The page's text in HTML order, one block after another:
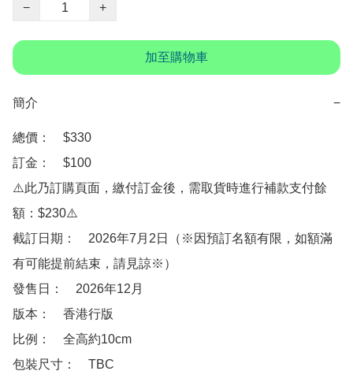
−
+
加至購物車
簡介 −
總價：　$330
訂金：　$100
⚠️此乃訂購頁面，繳付訂金後，需取貨時進行補款支付餘
額：$230⚠️
截訂日期：　2026年7月2日（※因預訂名額有限，如額滿
有可能提前結束，請見諒※）
發售日：　2026年12月
版本：　香港行版
比例：　全高約10cm
包裝尺寸：　TBC